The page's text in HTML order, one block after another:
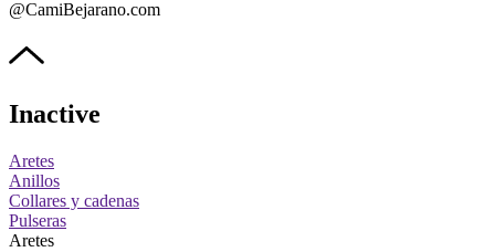
@CamiBejarano.com
Inactive
Aretes
Anillos
Collares y cadenas
Pulseras
Aretes